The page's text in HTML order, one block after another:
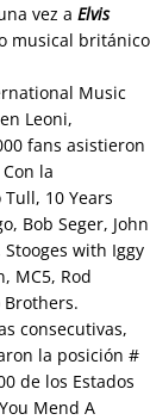
vez a Elvis
musical británico
Music
Leoni,
fans asistieron
la
10 Years
Bob Seger, John
Stooges with Iggy
MC5, Rod
consecutivas,
la posición #
de los Estados
Mend A